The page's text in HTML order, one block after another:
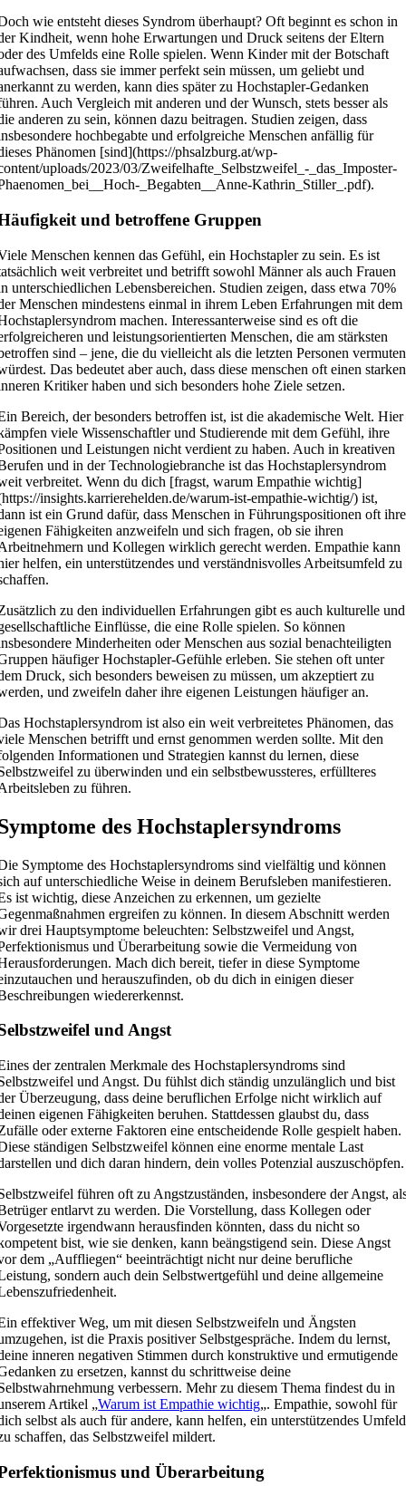
wie entsteht dieses Syndrom überhaupt? Oft beginnt es schon in
Kindheit, wenn hohe Erwartungen und Druck seitens der Eltern
des Umfelds eine Rolle spielen. Wenn Kinder mit der Botschaft
dass sie immer perfekt sein müssen, um geliebt und
zu werden, kann dies später zu Hochstapler-Gedanken
Auch Vergleich mit anderen und der Wunsch, stets besser als
anderen zu sein, können dazu beitragen. Studien zeigen, dass
hochbegabte und erfolgreiche Menschen anfällig für
Phänomen [sind](https://phsalzburg.at/wp-
uploads/2023/03/Zweifelhafte_Selbstzweifel_-_das_Imposter-
_Begabten__Anne-Kathrin_Stiller_.pdf).
und betroffene Gruppen
Menschen kennen das Gefühl, ein Hochstapler zu sein. Es ist
weit verbreitet und betrifft sowohl Männer als auch Frauen
unterschiedlichen Lebensbereichen. Studien zeigen, dass etwa 70%
Menschen mindestens einmal in ihrem Leben Erfahrungen mit dem
machen. Interessanterweise sind es oft die
und leistungsorientierten Menschen, die am stärksten
sind – jene, die du vielleicht als die letzten Personen vermuten
Das bedeutet aber auch, dass diese menschen oft einen starken
Kritiker haben und sich besonders hohe Ziele setzen.
Bereich, der besonders betroffen ist, ist die akademische Welt. Hier
viele Wissenschaftler und Studierende mit dem Gefühl, ihre
und Leistungen nicht verdient zu haben. Auch in kreativen
und in der Technologiebranche ist das Hochstaplersyndrom
verbreitet. Wenn du dich [fragst, warum Empathie wichtig]
insights.karrierehelden.de/warum-ist-empathie-wichtig/) ist,
ist ein Grund dafür, dass Menschen in Führungspositionen oft ihre
Fähigkeiten anzweifeln und sich fragen, ob sie ihren
und Kollegen wirklich gerecht werden. Empathie kann
helfen, ein unterstützendes und verständnisvolles Arbeitsumfeld zu
zu den individuellen Erfahrungen gibt es auch kulturelle und
Einflüsse, die eine Rolle spielen. So können
Minderheiten oder Menschen aus sozial benachteiligten
häufiger Hochstapler-Gefühle erleben. Sie stehen oft unter
Druck, sich besonders beweisen zu müssen, um akzeptiert zu
und zweifeln daher ihre eigenen Leistungen häufiger an.
Hochstaplersyndrom ist also ein weit verbreitetes Phänomen, das
Menschen betrifft und ernst genommen werden sollte. Mit den
Informationen und Strategien kannst du lernen, diese
zu überwinden und ein selbstbewussteres, erfüllteres
zu führen.
des Hochstaplersyndroms
Symptome des Hochstaplersyndroms sind vielfältig und können
auf unterschiedliche Weise in deinem Berufsleben manifestieren.
ist wichtig, diese Anzeichen zu erkennen, um gezielte
ergreifen zu können. In diesem Abschnitt werden
drei Hauptsymptome beleuchten: Selbstzweifel und Angst,
und Überarbeitung sowie die Vermeidung von
Mach dich bereit, tiefer in diese Symptome
und herauszufinden, ob du dich in einigen dieser
wiedererkennst.
und Angst
der zentralen Merkmale des Hochstaplersyndroms sind
und Angst. Du fühlst dich ständig unzulänglich und bist
Überzeugung, dass deine beruflichen Erfolge nicht wirklich auf
eigenen Fähigkeiten beruhen. Stattdessen glaubst du, dass
oder externe Faktoren eine entscheidende Rolle gespielt haben.
ständigen Selbstzweifel können eine enorme mentale Last
und dich daran hindern, dein volles Potenzial auszuschöpfen.
führen oft zu Angstzuständen, insbesondere der Angst,
entlarvt zu werden. Die Vorstellung, dass Kollegen oder
irgendwann herausfinden könnten, dass du nicht so
bist, wie sie denken, kann beängstigend sein. Diese Angst
dem „Auffliegen“ beeinträchtigt nicht nur deine berufliche
sondern auch dein Selbstwertgefühl und deine allgemeine
effektiver Weg, um mit diesen Selbstzweifeln und Ängsten
ist die Praxis positiver Selbstgespräche. Indem du lernst,
inneren negativen Stimmen durch konstruktive und ermutigende
zu ersetzen, kannst du schrittweise deine
verbessern. Mehr zu diesem Thema findest du in
Artikel „Warum ist Empathie wichtig„. Empathie, sowohl für
selbst als auch für andere, kann helfen, ein unterstützendes Umfeld
schaffen, das Selbstzweifel mildert.
und Überarbeitung